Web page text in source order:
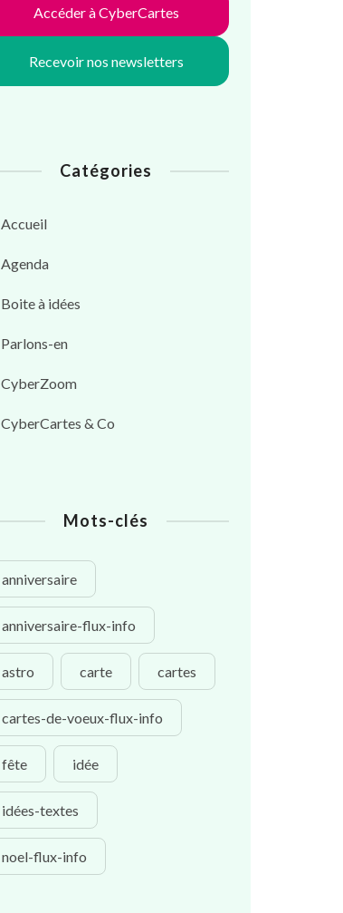
Accéder à CyberCartes
Recevoir nos newsletters
Catégories
Accueil
Agenda
Boite à idées
Parlons-en
CyberZoom
CyberCartes & Co
Mots-clés
anniversaire
anniversaire-flux-info
astro carte cartes
cartes-de-voeux-flux-info
fête idée
idées-textes
noel-flux-info